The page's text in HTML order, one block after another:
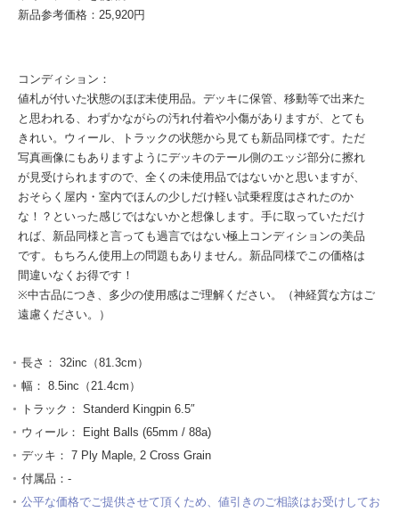
新品参考価格：25,920円
コンディション：
値札が付いた状態のほぼ未使用品。デッキに保管、移動等で出来た
と思われる、わずかながらの汚れ付着や小傷がありますが、とても
きれい。ウィール、トラックの状態から見ても新品同様です。ただ
写真画像にもありますようにデッキのテール側のエッジ部分に擦れ
が見受けられますので、全くの未使用品ではないかと思いますが、
おそらく屋内・室内でほんの少しだけ軽い試乗程度はされたのか
な！？といった感じではないかと想像します。手に取っていただけ
れば、新品同様と言っても過言ではない極上コンディションの美品
です。もちろん使用上の問題もありません。新品同様でこの価格は
間違いなくお得です！
※中古品につき、多少の使用感はご理解ください。（神経質な方はご
遠慮ください。）
長さ： 32inc（81.3cm）
幅： 8.5inc（21.4cm）
トラック： Standerd Kingpin 6.5″
ウィール： Eight Balls (65mm / 88a)
デッキ： 7 Ply Maple, 2 Cross Grain
付属品：-
公平な価格でご提供させて頂くため、値引きのご相談はお受けしてお